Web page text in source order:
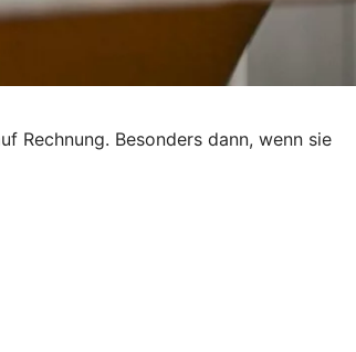
Rechnung. Besonders dann, wenn sie